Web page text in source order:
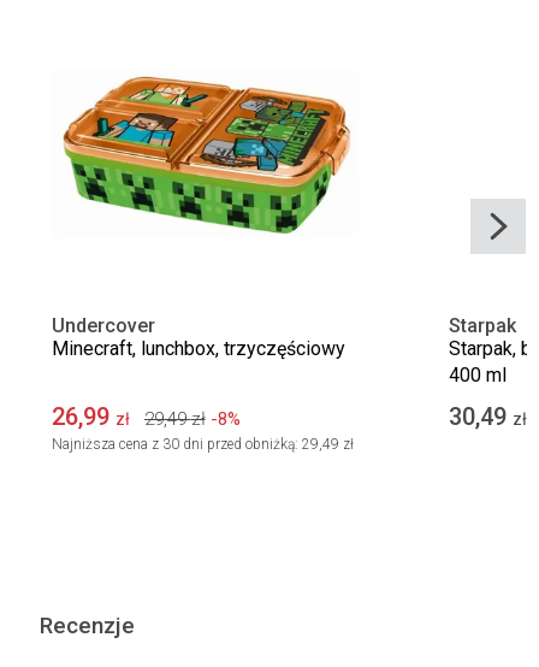
Undercover
Minecraft, lunchbox, trzyczęściowy
26,99 zł 29,49 zł -8%
Najniższa cena z 30 dni przed obniżką: 29,49 zł
Starpak
Starpak,
400 ml
30,49 zł
Recenzje